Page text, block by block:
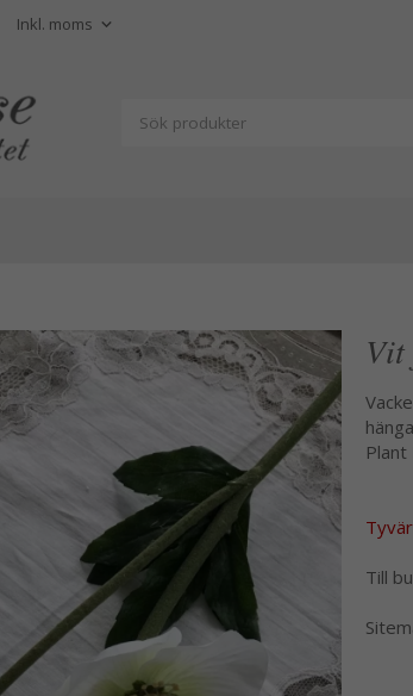
Vit
Plant
Till